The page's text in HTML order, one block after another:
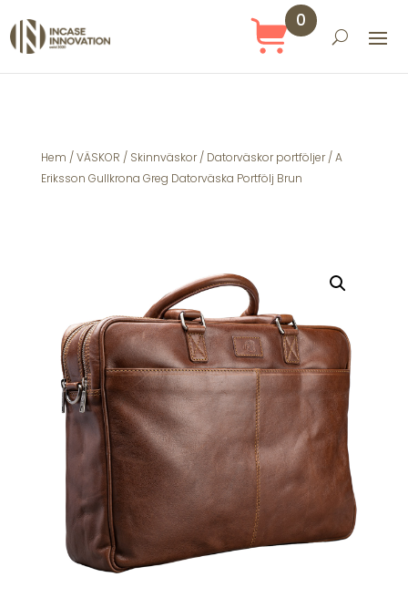
0
Hem /VÄSKOR / Skinnväskor/ Datorväskor portföljer/ A
Eriksson Gullkrona Greg Datorväska Portfölj Brun